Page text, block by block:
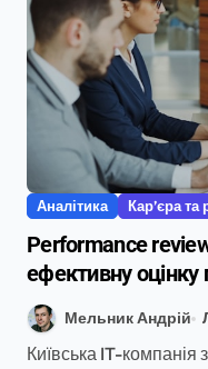
Аналітика Кар’єра та
Performance
ефективну оцінку
мотивувати
Мельник Андрій
Київська IT-компанія завершує квартал: HR розсилає